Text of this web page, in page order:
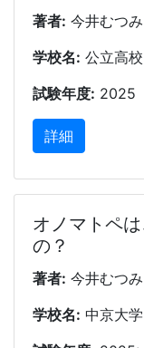
著者: 今井むつみ
学校名: 公立高校
試験年度: 2025
詳細
オノマトペ
の？
著者: 今井むつみ
学校名: 中京大学